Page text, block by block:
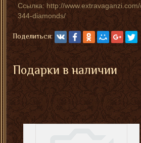
Ссылка: http://
344-diamonds/
Поделиться:
Подарки в наличии